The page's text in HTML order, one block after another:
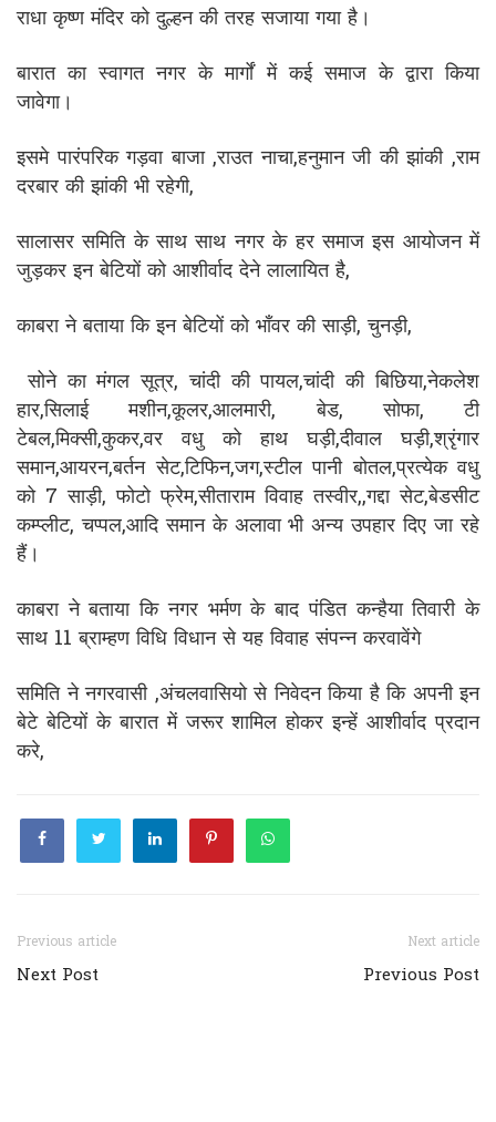
राधा कृष्ण मंदिर को दुल्हन की तरह सजाया गया है।
बारात का स्वागत नगर के मार्गों में कई समाज के द्वारा किया
जावेगा।
इसमे पारंपरिक गड़वा बाजा ,राउत नाचा,हनुमान जी की झांकी ,राम
दरबार की झांकी भी रहेगी,
सालासर समिति के साथ साथ नगर के हर समाज इस आयोजन में
जुड़कर इन बेटियों को आशीर्वाद देने लालायित है,
काबरा ने बताया कि इन बेटियों को भाँवर की साड़ी, चुनड़ी,
सोने का मंगल सूत्र, चांदी की पायल,चांदी की बिछिया,नेकलेश
हार,सिलाई मशीन,कूलर,आलमारी, बेड, सोफा, टी
टेबल,मिक्सी,कुकर,वर वधु को हाथ घड़ी,दीवाल घड़ी,श्रृंगार
समान,आयरन,बर्तन सेट,टिफिन,जग,स्टील पानी बोतल,प्रत्येक वधु
को 7 साड़ी, फोटो फ्रेम,सीताराम विवाह तस्वीर,,गद्दा सेट,बेडसीट
कम्प्लीट, चप्पल,आदि समान के अलावा भी अन्य उपहार दिए जा रहे
हैं।
काबरा ने बताया कि नगर भर्मण के बाद पंडित कन्हैया तिवारी के
साथ 11 ब्राम्हण विधि विधान से यह विवाह संपन्न करवावेंगे
समिति ने नगरवासी ,अंचलवासियो से निवेदन किया है कि अपनी इन
बेटे बेटियों के बारात में जरूर शामिल होकर इन्हें आशीर्वाद प्रदान
करे,
Previous article
Next Post
Next article
Previous Post